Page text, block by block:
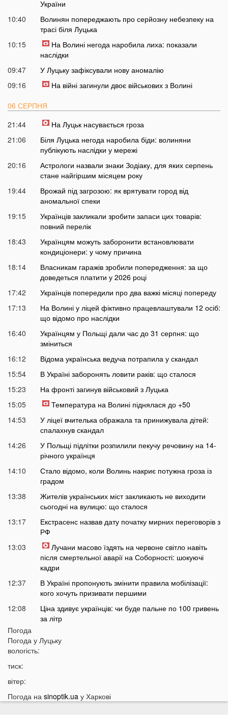
України
10:40
Волинян попереджають про серйозну небезпеку на
трасі біля Луцька
10:15
На Волині негода наробила лиха: показали
наслідки
09:47
У Луцьку зафіксували нову аномалію
09:16
На війні загинули двоє військових з Волині
06 СЕРПНЯ
21:44
На Луцьк насувається гроза
21:06
Біля Луцька негода наробила біди: волиняни
публікують наслідки у мережі
20:16
Астрологи назвали знаки Зодіаку, для яких серпень
стане найгіршим місяцем року
19:44
Врожай під загрозою: як врятувати город від
аномальної спеки
19:15
Українців закликали зробити запаси цих товарів:
повний перелік
18:43
Українцям можуть заборонити встановлювати
кондиціонери: у чому причина
18:14
Власникам гаражів зробили попередження: за що
доведеться платити у 2026 році
17:42
Українців попередили про два важкі місяці попереду
17:13
На Волині у ліцей фіктивно працевлаштували 12 осіб:
що відомо про наслідки
16:40
Українцям у Польщі дали час до 31 серпня: що
зміниться
16:12
Відома українська ведуча потрапила у скандал
15:54
В Україні заборонять ловити раків: що сталося
15:23
На фронті загинув військовий з Луцька
15:05
Температура на Волині піднялася до +50
14:53
У ліцеї вчителька ображала та принижувала дітей:
спалахнув скандал
14:26
У Польщі підлітки розпилили пекучу речовину на 14-
річного українця
14:10
Стало відомо, коли Волинь накриє потужна гроза із
градом
13:38
Жителів українських міст закликають не виходити
сьогодні на вулицю: що сталося
13:17
Екстрасенс назвав дату початку мирних переговорів з
РФ
13:03
Лучани масово їздять на червоне світло навіть
після смертельної аварії на Соборності: шокуючі
кадри
12:37
В Україні пропонують змінити правила мобілізації:
кого хочуть призивати першими
12:08
Ціна здивує українців: чи буде пальне по 100 гривень
за літр
11:51
ТЦК: що сталося
11:07
небезпечні дати
Погода
Погода у Луцьку
вологість:
тиск:
вітер:
Погода на sinoptik.ua у Харкові